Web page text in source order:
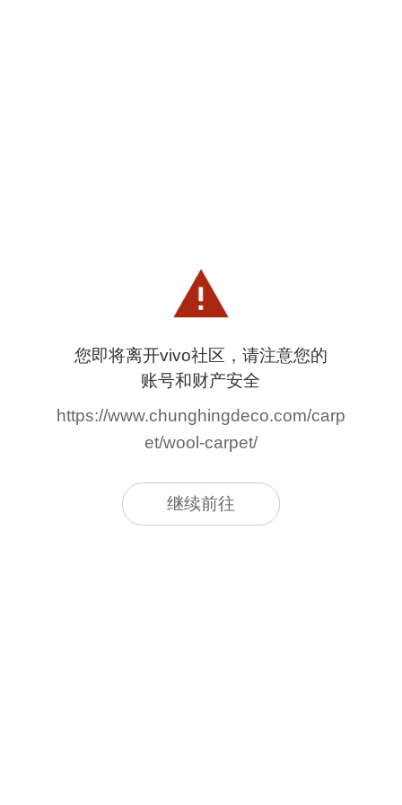
您即将离开vivo社区，请注意您的
账号和财产安全
https://www.chunghingdeco.com/carp
et/wool-carpet/
继续前往